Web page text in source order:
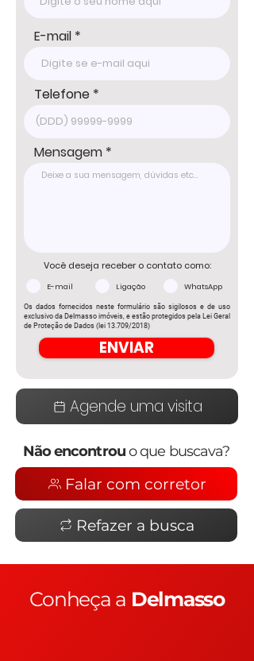
E-mail
Telefone
Mensagem
Você deseja receber o contato como:
E-mail Ligação WhatsApp
Os dados fornecidos neste formulário são sigilosos e de uso
exclusivo da Delmasso imóveis, e estão protegidos pela Lei Geral
de Proteção de Dados (lei 13.709/2018)
ENVIAR
Agende uma visita
Não encontrouo que buscava?
Falar com corretor
Refazer a busca
Conheça a Delmasso